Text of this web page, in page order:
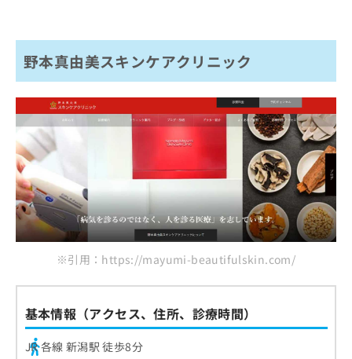
野本真由美スキンケアクリニック
※引用：https://mayumi-beautifulskin.com/
基本情報（アクセス、住所、診療時間）
JR 各線 新潟駅 徒歩8分